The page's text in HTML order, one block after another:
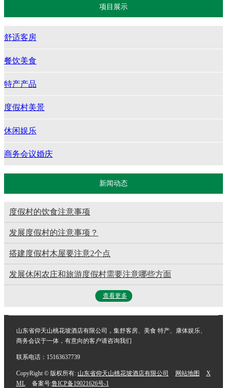
项目展示
舒适客房
餐饮美食
特产产品
度假村美景
休闲娱乐
商务会议婚庆
新闻动态
度假村的饮食注意事项
发展度假村的注意事项？
搭建度假村木屋要注意2个点
发展休闲农庄和旅游度假村需要注意哪些方面
查看更多
山东省仰天山桃花坡酒店有限公司，集舒客房、美食 特产、康体娱乐、
商务会议于一体，有意向的客户请咨询我们
联系电话：15163637739
CopyRight © 版权所有: 山东省仰天山桃花坡酒店有限公司 网站地图
X
ML
备案号:鲁ICP备19021626号-1